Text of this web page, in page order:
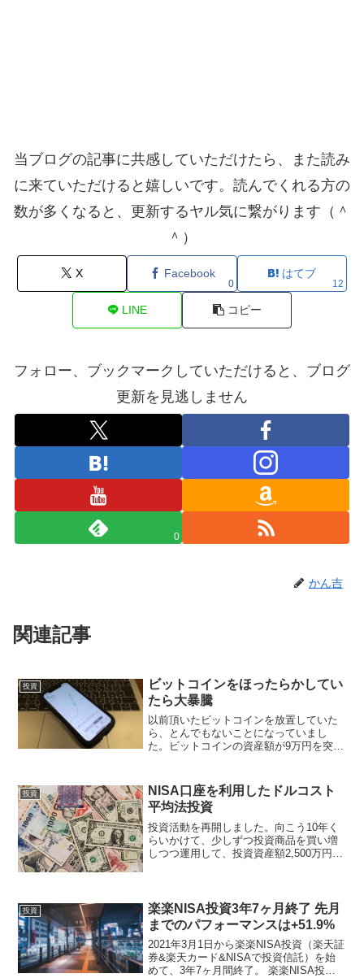
当ブログの記事に共感していただけたら、また読み
に来ていただけると嬉しいです。読んでくれる方の
数が多くなると、更新するヤル気に繋がります（＾
＾）
X Facebook
0
はてブ
12
LINE コピー
フォロー、ブックマークしていただけると、ブログ
更新を見逃しません
0
かん吉
関連記事
投資
ビットコインをほったらかしてい
たら大暴騰
以前頂いたビットコインを放置していた
ら、とんでもないことになっていまし
た。ビットコインの資産額が9万円を突破
投資
NISA口座を利用したドルコスト
平均法投資
投資活動を再開しました。向こう10年く
らいかけて、少しずつ投資商品を買い増
しつつ運用して、投資資産額2,500万円を
投資
楽楽NISA投資3年7ヶ月終了 先月
までのパフォーマンスは+51.9%
2021年3月1日から楽楽NISA投資（楽天証
券&楽天カード&NISAで投資信託）を始
めて、3年7ヶ月間終了。 楽楽NISA投資3